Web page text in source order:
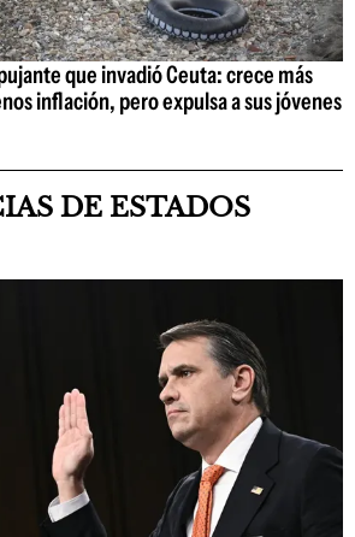
que invadió Ceuta: crece más
inflación, pero expulsa a sus jóvenes
DE ESTADOS